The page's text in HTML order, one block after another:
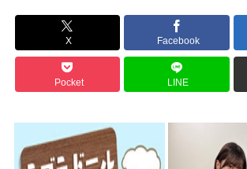
海外「日本の電車旅で最高に気分を上げてく
福島県民「え！？俺らへの復興支援は一時停止
韓国人「韓国が熊本地震で飲料水1万本送った
ヤニねこさん、BPOが動く
高市早苗熊本視察PVを映像ディレクターが本
みいちゃんのモデルになった人は性格がいい
X Facebook
Pocket LINE